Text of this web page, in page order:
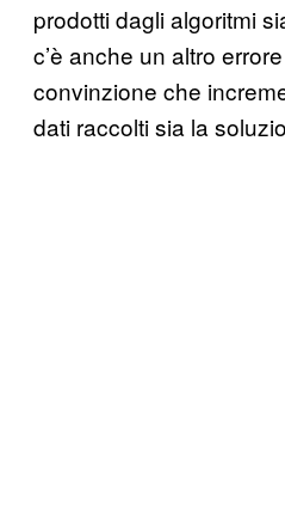
prodotti dagli algoritmi
c’è anche un altro
convinzione che
dati raccolti sia la